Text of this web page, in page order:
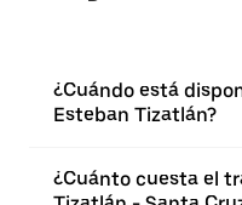
¿Cuándo está
Esteban Tizatlán?
¿Cuánto cuesta el